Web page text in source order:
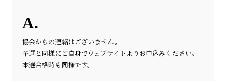
協会からの連絡はございません。
予選と同様にご自身でウェブサイトよりお申込みください。
本選合格時も同様です。